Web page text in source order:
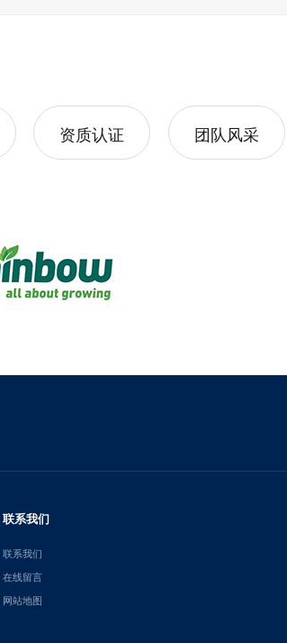
资质认证 团队风采
联系我们
联系我们
在线留言
网站地图